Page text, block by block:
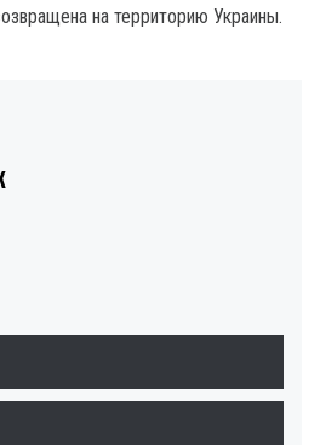
на территорию Украины.